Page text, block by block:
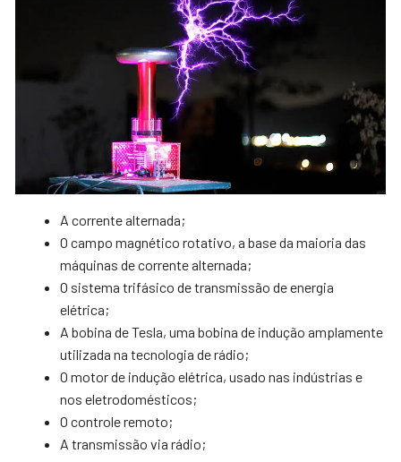
A corrente alternada;
O campo magnético rotativo, a base da maioria das
máquinas de corrente alternada;
O sistema trifásico de transmissão de energia
elétrica;
A bobina de Tesla, uma bobina de indução amplamente
utilizada na tecnologia de rádio;
O motor de indução elétrica, usado nas indústrias e
nos eletrodomésticos;
O controle remoto;
A transmissão via rádio;